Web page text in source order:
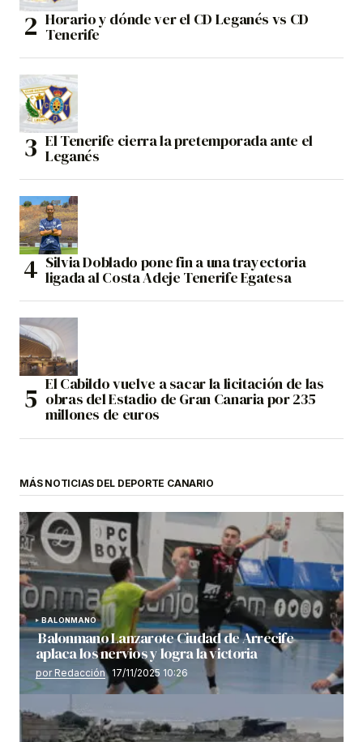
Horario y dónde ver el CD Leganés vs CD
Tenerife
El Tenerife cierra la pretemporada ante el
Leganés
Silvia Doblado pone fin a una trayectoria
ligada al Costa Adeje Tenerife Egatesa
El Cabildo vuelve a sacar la licitación de las
obras del Estadio de Gran Canaria por 235
millones de euros
MÁS NOTICIAS DEL DEPORTE CANARIO
BALONMANO
Balonmano Lanzarote Ciudad de Arrecife
aplaca los nervios y logra la victoria
por Redacción 17/11/2025 10:26